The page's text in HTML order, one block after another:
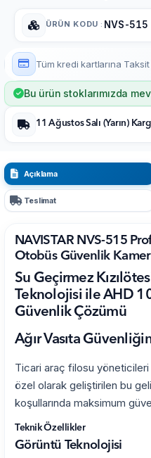
ÜRÜN KODU : NVS-515
Tüm kredi kartlarına Taksit
Bu ürün stoklarımızda
11 Ağustos Salı (Yarın)
Açıklama
Teslimat
NAVISTAR NVS-515
Otobüs Güvenlik
Su Geçirmez
Teknolojisi ile AHD
Güvenlik Çözümü
Ağır Vasıta
Ticari araç filosu
özel olarak geliştirilen bu
koşullarında maksimum
Teknik Özellikler
Görüntü Teknolojisi